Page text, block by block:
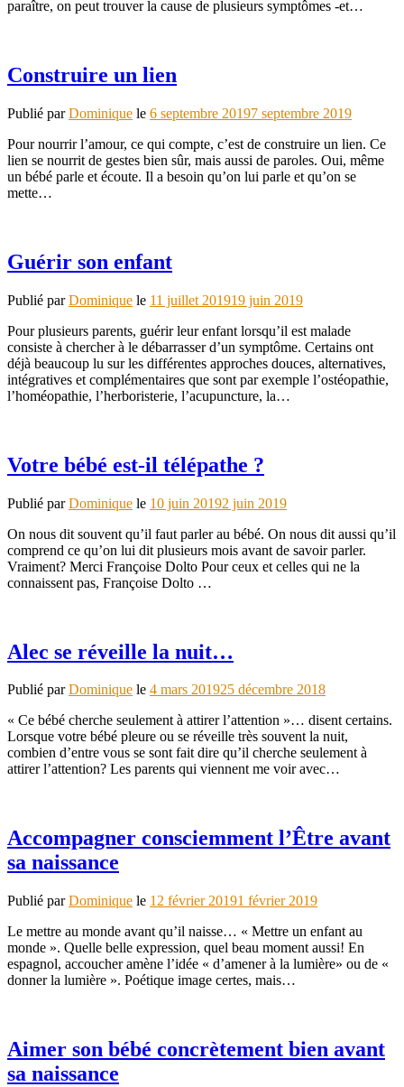
paraître, on peut trouver la cause de plusieurs symptômes -et…
Construire un lien
Publié parDominique le 6 septembre 20197 septembre 2019
Pour nourrir l’amour, ce qui compte, c’est de construire un lien. Ce
lien se nourrit de gestes bien sûr, mais aussi de paroles. Oui, même
un bébé parle et écoute. Il a besoin qu’on lui parle et qu’on se
mette…
Guérir son enfant
Publié parDominique le 11 juillet 201919 juin 2019
Pour plusieurs parents, guérir leur enfant lorsqu’il est malade
consiste à chercher à le débarrasser d’un symptôme. Certains ont
déjà beaucoup lu sur les différentes approches douces, alternatives,
intégratives et complémentaires que sont par exemple l’ostéopathie,
l’homéopathie, l’herboristerie, l’acupuncture, la…
Votre bébé est-il télépathe ?
Publié parDominique le 10 juin 20192 juin 2019
On nous dit souvent qu’il faut parler au bébé. On nous dit aussi qu’il
comprend ce qu’on lui dit plusieurs mois avant de savoir parler.
Vraiment? Merci Françoise Dolto Pour ceux et celles qui ne la
connaissent pas, Françoise Dolto …
Alec se réveille la nuit…
Publié parDominique le 4 mars 201925 décembre 2018
« Ce bébé cherche seulement à attirer l’attention »… disent certains.
Lorsque votre bébé pleure ou se réveille très souvent la nuit,
combien d’entre vous se sont fait dire qu’il cherche seulement à
attirer l’attention? Les parents qui viennent me voir avec…
Accompagner consciemment l’Être avant
sa naissance
Publié parDominique le 12 février 20191 février 2019
Le mettre au monde avant qu’il naisse… « Mettre un enfant au
monde ». Quelle belle expression, quel beau moment aussi! En
espagnol, accoucher amène l’idée « d’amener à la lumière» ou de «
donner la lumière ». Poétique image certes, mais…
Aimer son bébé concrètement bien avant
sa naissance